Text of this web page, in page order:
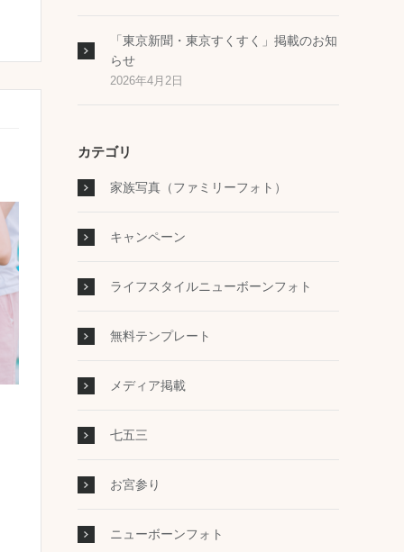
「東京新聞・東京すくすく」掲載のお知
らせ
2026年4月2日
カテゴリ
家族写真（ファミリーフォト）
キャンペーン
ライフスタイルニューボーンフォト
無料テンプレート
メディア掲載
七五三
お宮参り
ニューボーンフォト